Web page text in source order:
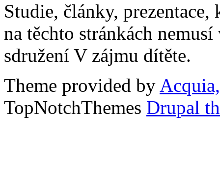
Studie, články,
na těchto stránkách
sdružení V zájmu dítěte.
Theme provided by
TopNotchThemes Drupal